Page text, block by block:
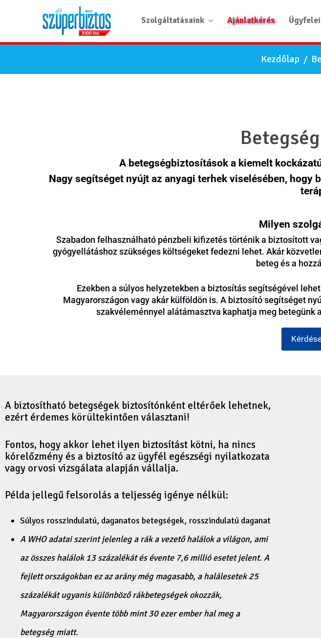
Szolgáltatásaink Ajánlatkérés
Kezdőlap /
A betegségbiztosítások a kiemelt
Nagy segítséget nyújt az anyagi terhek viselésében,
Milyen
Szabadon felhasználható pénzbeli kifizetés történik a biztosított
gyógyellátáshoz szükséges költségeket fedezni lehet. Akár
beteg és a
Ezekben a súlyos helyzetekben a biztosítás segítségével
Magyarországon vagy akár külföldön is. A biztosító segítséget
szakvéleménnyel alátámasztva kaphatja meg
A biztosítható betegségek biztosítónként eltérőek lehetnek,
ezért érdemes körültekintően választani!
Fontos, hogy akkor lehet ilyen biztosítást kötni, ha nincs
kórelőzmény és a biztosító az ügyfél egészségi nyilatkozata
vagy orvosi vizsgálata alapján vállalja.
Példa jellegű felsorolás a teljesség igénye nélkül:
Súlyos rosszindulatú, daganatos betegségek, rosszindulatú daganat
A WHOadatai szerint jelenleg a rák a vezető halálok a világon, ami
az összes halálok 13 százalékát és évente 7,6 millió esetet jelent. A
fejlett országokban ez az arány még magasabb, a halálesetek 25
százalékát ugyanis különböző rákbetegségek okozzák,
Magyarországon évente több mint 30 ezer ember hal meg a
betegség miatt.